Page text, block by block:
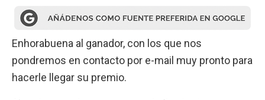
Enhorabuena al ganador, con los que nos
pondremos en contacto por e-mail muy pronto para
hacerle llegar su premio.